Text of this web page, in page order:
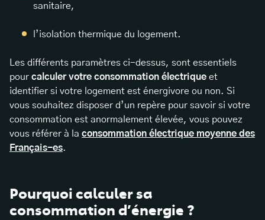
sanitaire,
l’isolation thermique du logement.
Les différents paramètres ci-dessus, sont essentiels
pour calculer votre consommation électrique et
identifier si votre logement est énergivore ou non. Si
vous souhaitez disposer d’un repère pour savoir si votre
consommation est anormalement élevée, vous pouvez
vous référer à la consommation électrique moyenne des
Français-es.
Pourquoi calculer sa
consommation d’énergie ?